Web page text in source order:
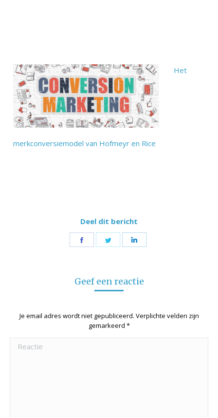
Het
merkconversiemodel van Hofmeyr en Rice
Deel dit bericht
Share
Share
Geef een reactie
Je email adres wordt niet gepubliceerd. Verplichte velden zijn
gemarkeerd *
Reactie